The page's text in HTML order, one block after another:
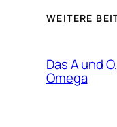
WEITERE
Das A und
Omega